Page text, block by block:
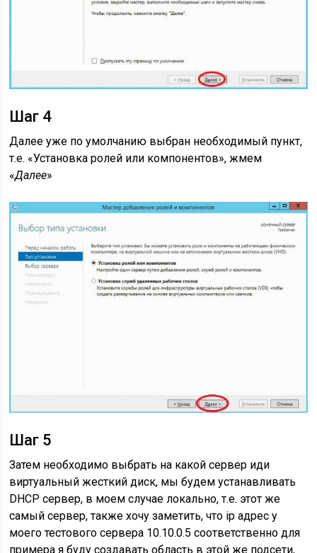
Шаг 4
Далее уже по умолчанию выбран необходимый пункт,
т.е. «Установка ролей или компонентов», жмем
«Далее»
Шаг 5
Затем необходимо выбрать на какой сервер иди
виртуальный жесткий диск, мы будем устанавливать
DHCP сервер, в моем случае локально, т.е. этот же
самый сервер, также хочу заметить, что ip адрес у
моего тестового сервера 10.10.0.5 соответственно для
примера я буду создавать область в этой же подсети,